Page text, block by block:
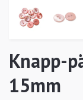
Knapp-
15mm